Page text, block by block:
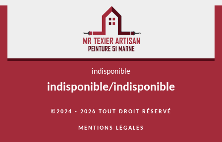
indisponible
indisponible/indisponible
©2024 - 2026 TOUT DROIT RÉSERVÉ
MENTIONS LÉGALES